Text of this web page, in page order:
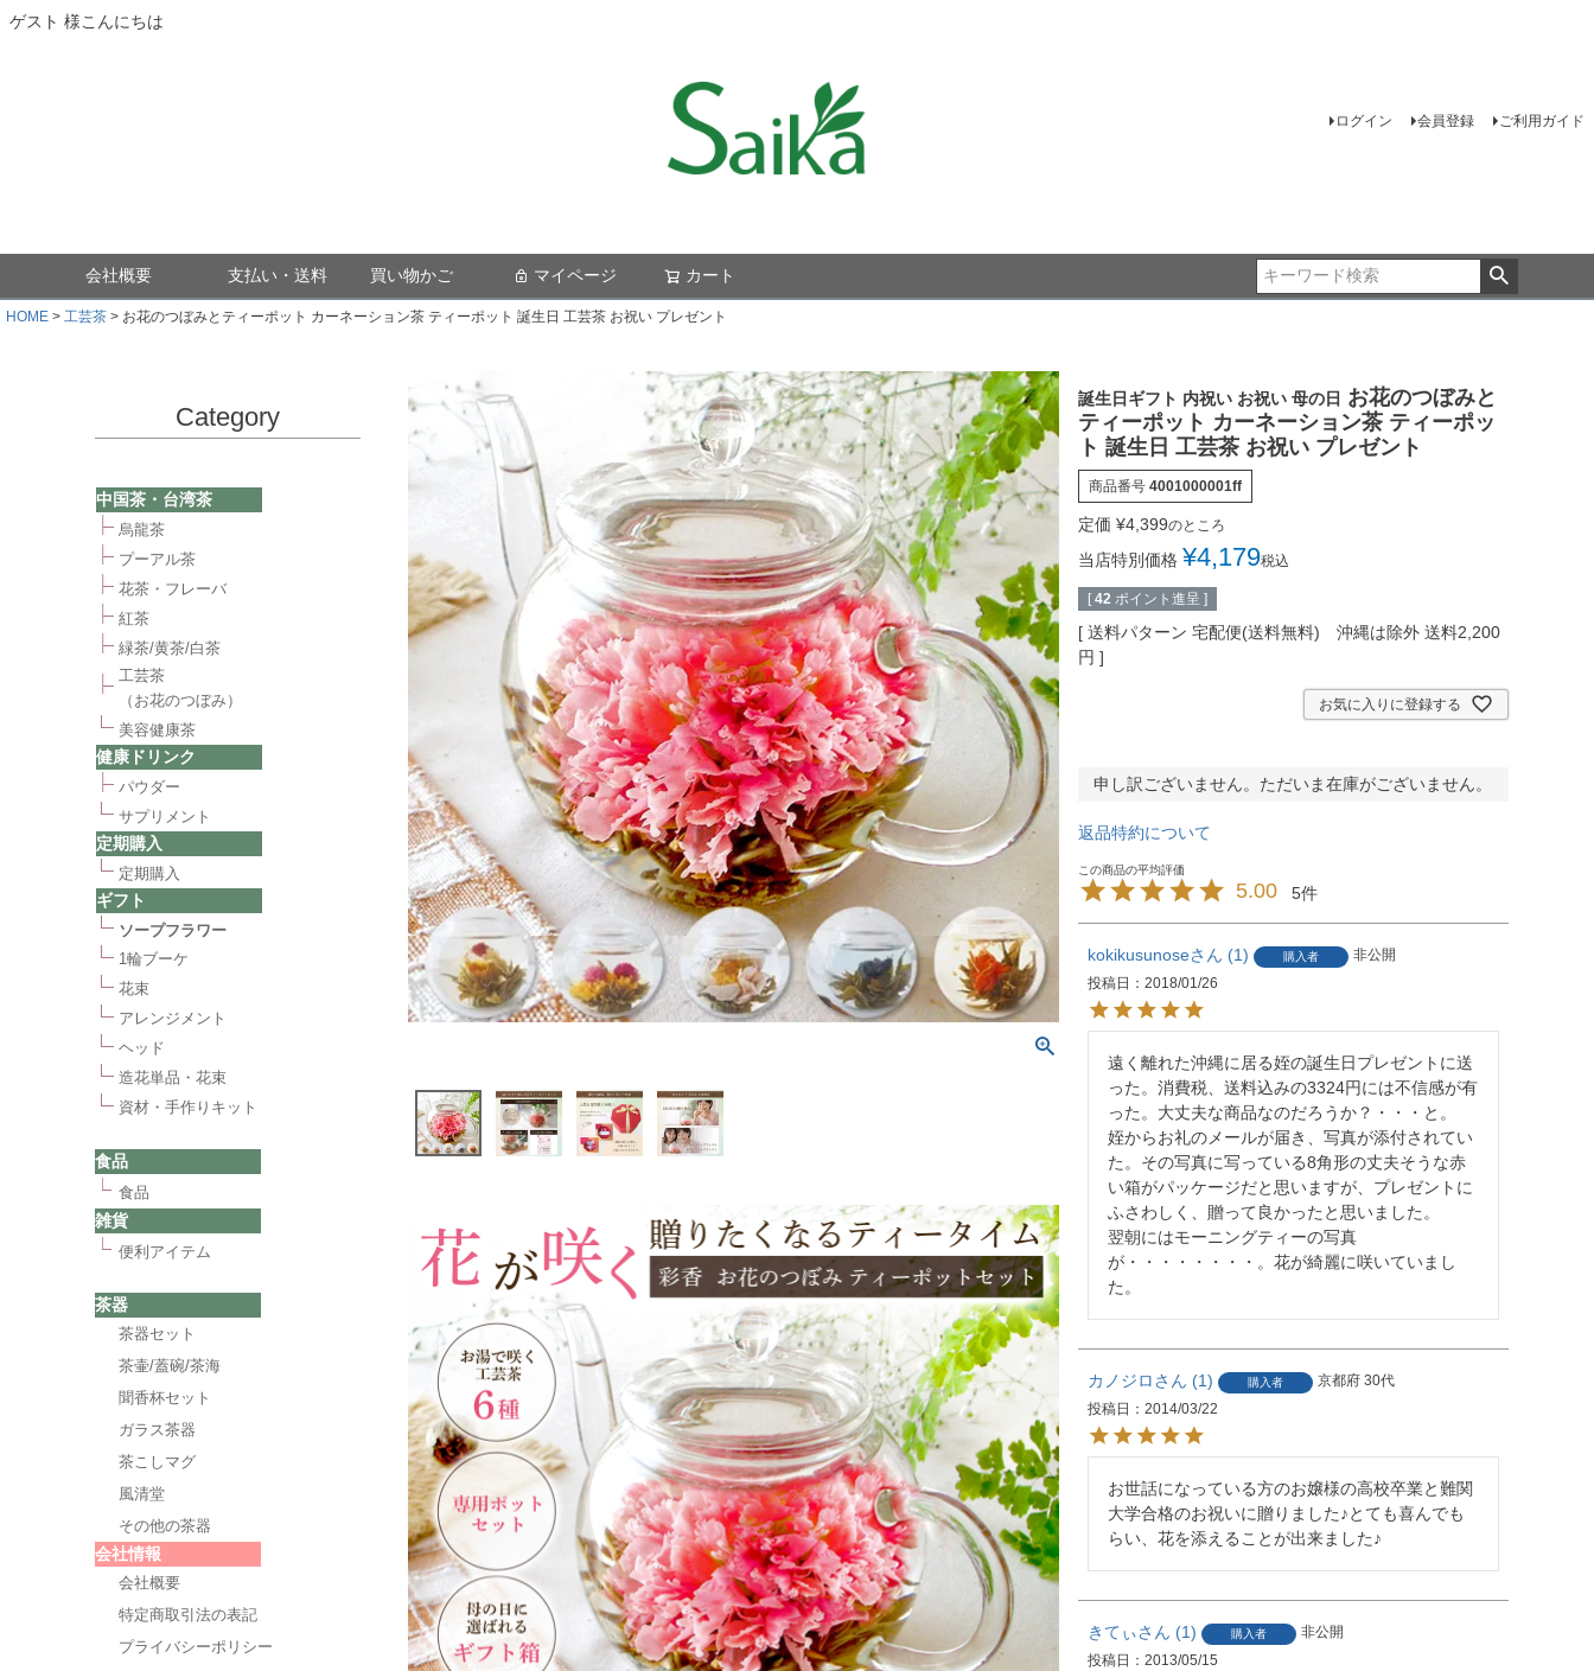
ログイン 会員登録 ご利用ガイド
ゲスト 様こんにちは
会社概要 支払い・送料 買い物かご マイページ カート
HOME 工芸茶 お花のつぼみとティーポット カーネーション茶 ティーポット 誕生日 工芸茶 お祝い プレゼント
Category
中国茶・台湾茶
烏龍茶
プーアル茶
花茶・フレーバ
紅茶
緑茶/黄茶/白茶
工芸茶
（お花のつぼみ）
美容健康茶
健康ドリンク
パウダー
サプリメント
定期購入
定期購入
ギフト
ソープフラワー
1輪ブーケ
花束
アレンジメント
ヘッド
造花単品・花束
資材・手作りキット
食品
食品
雑貨
便利アイテム
茶器
茶器セット
茶壷/蓋碗/茶海
聞香杯セット
ガラス茶器
茶こしマグ
風清堂
その他の茶器
会社情報
会社概要
特定商取引法の表記
プライバシーポリシー
誕生日ギフト 内祝い お祝い 母の日 お花のつぼみと
ティーポット カーネーション茶 ティーポッ
ト 誕生日 工芸茶 お祝い プレゼント
商品番号 4001000001ff
定価 ¥4,399のところ
当店特別価格 ¥4,179税込
[ 42 ポイント進呈 ]
送料パターン 宅配便(送料無料) 沖縄は除外 送料2,200
円
お気に入りに登録する
申し訳ございません。ただいま在庫がございません。
返品特約について
5.00 5
kokikusunose 1 購入者
非公開
投稿日
2018/01/26
遠く離れた沖縄に居る姪の誕生日プレゼントに送
った。消費税、送料込みの3324円には不信感が有
った。大丈夫な商品なのだろうか？・・・と。
姪からお礼のメールが届き、写真が添付されてい
た。その写真に写っている8角形の丈夫そうな赤
い箱がパッケージだと思いますが、プレゼントに
ふさわしく、贈って良かったと思いました。
翌朝にはモーニングティーの写真
が・・・・・・・・。花が綺麗に咲いていまし
た。
カノジロ 1 購入者 京都府 30代
投稿日
2014/03/22
お世話になっている方のお嬢様の高校卒業と難関
大学合格のお祝いに贈りました♪とても喜んでも
らい、花を添えることが出来ました♪
きてぃ 1 購入者
非公開
投稿日
2013/05/15